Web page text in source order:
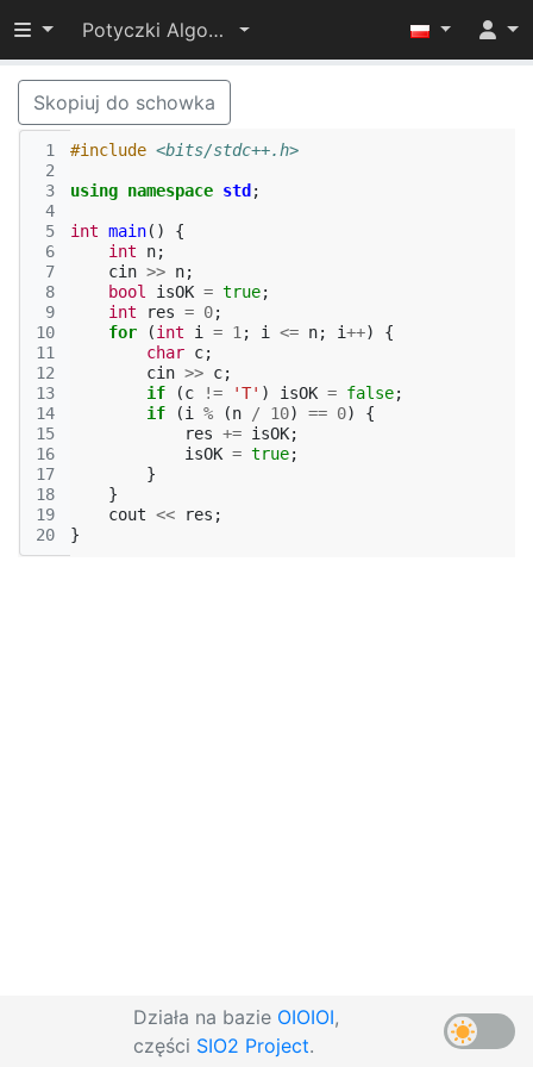
Przełącz widoczność menu
Potyczki Algorytmiczne 2022
Skopiuj do schowka
1
2
3
4
5
6
7
8
9
10
11
12
13
14
15
16
17
18
19
20
#include <bits/stdc++.h>
using namespace std ;
int main()
{
int
n;
cin >> n;
bool
isOK = true;
int
res = 0;
for
(int i = 1 ; i <= n; i++)
{
char c;
cin >> c;
if
(c != 'T' ) isOK = false;
if
(i % (n / 10) == 0)
{
res += isOK;
isOK = true;
}
}
cout << res ;
}
Działa na bazie OIOIOI,
części SIO2 Project.